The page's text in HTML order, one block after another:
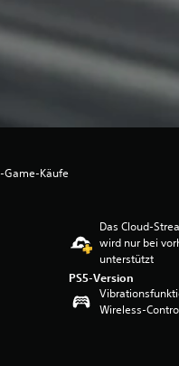
Game-Käufe
Das Cloud-
wird nur bei
unterstützt
PS5-Version
Wireless-